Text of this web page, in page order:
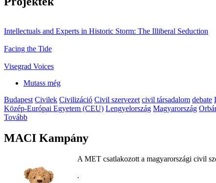
Intellectuals and Experts in Historic Storm: The Illiberal Seduction
Facing the Tide
Visegrad Voices
Mutass még
Budapest Civilek Civilizáció Civil szervezet civil társadalom debate
Közép-Európai Egyetem (CEU) Lengyelország Magyarország
Tovább
MACI Kampány
A MET csatlakozott a magyarországi civil
.